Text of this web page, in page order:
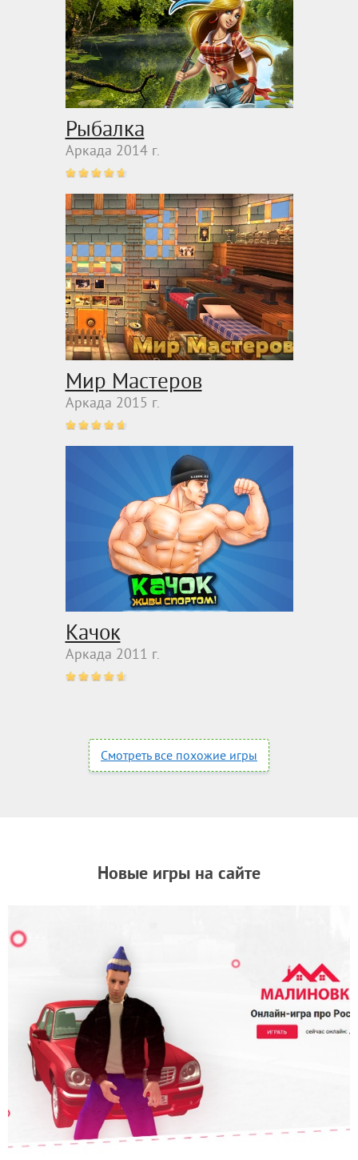
Рыбалка
Аркада 2014 г.
Мир Мастеров
Аркада 2015 г.
Качок
Аркада 2011 г.
Смотреть все похожие игры
Новые игры на сайте